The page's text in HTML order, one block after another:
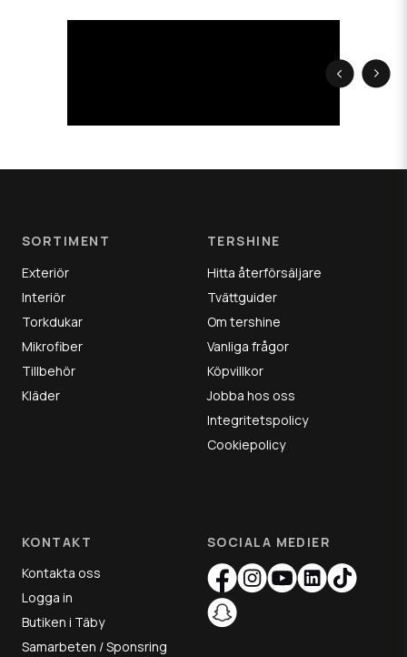
SORTIMENT
Exteriör
Interiör
Torkdukar
Mikrofiber
Tillbehör
Kläder
TERSHINE
Hitta återförsäljare
Tvättguider
Om tershine
Vanliga frågor
Köpvillkor
Jobba hos oss
Integritetspolicy
Cookiepolicy
KONTAKT
Kontakta oss
Logga in
Butiken i Täby
Samarbeten / Sponsring
SOCIALA MEDIER